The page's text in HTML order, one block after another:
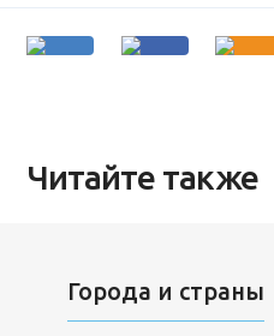
Читайте также
Города и страны